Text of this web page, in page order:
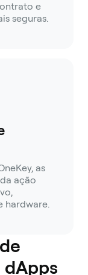
e
seguras.
as
ação
hardware.